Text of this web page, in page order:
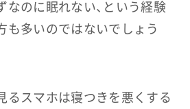
なのに眠れない、という経験
も多いのではないでしょう
るスマホは寝つきを悪くする